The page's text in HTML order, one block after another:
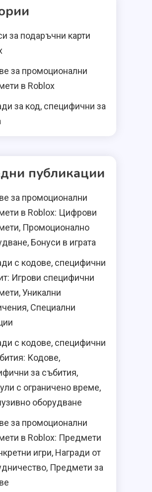
за подаръчни карти
за промоционални
в Roblox
за код, специфични за
публикации
за промоционални
в Roblox: Цифрови
Промоционално
Бонуси в играта
с кодове, специфични
Игрови специфични
Уникални
Специални
с кодове, специфични
Кодове,
за събития,
с ограничено време,
оборудване
за промоционални
в Roblox: Предмети
игри, Награди от
Предмети за